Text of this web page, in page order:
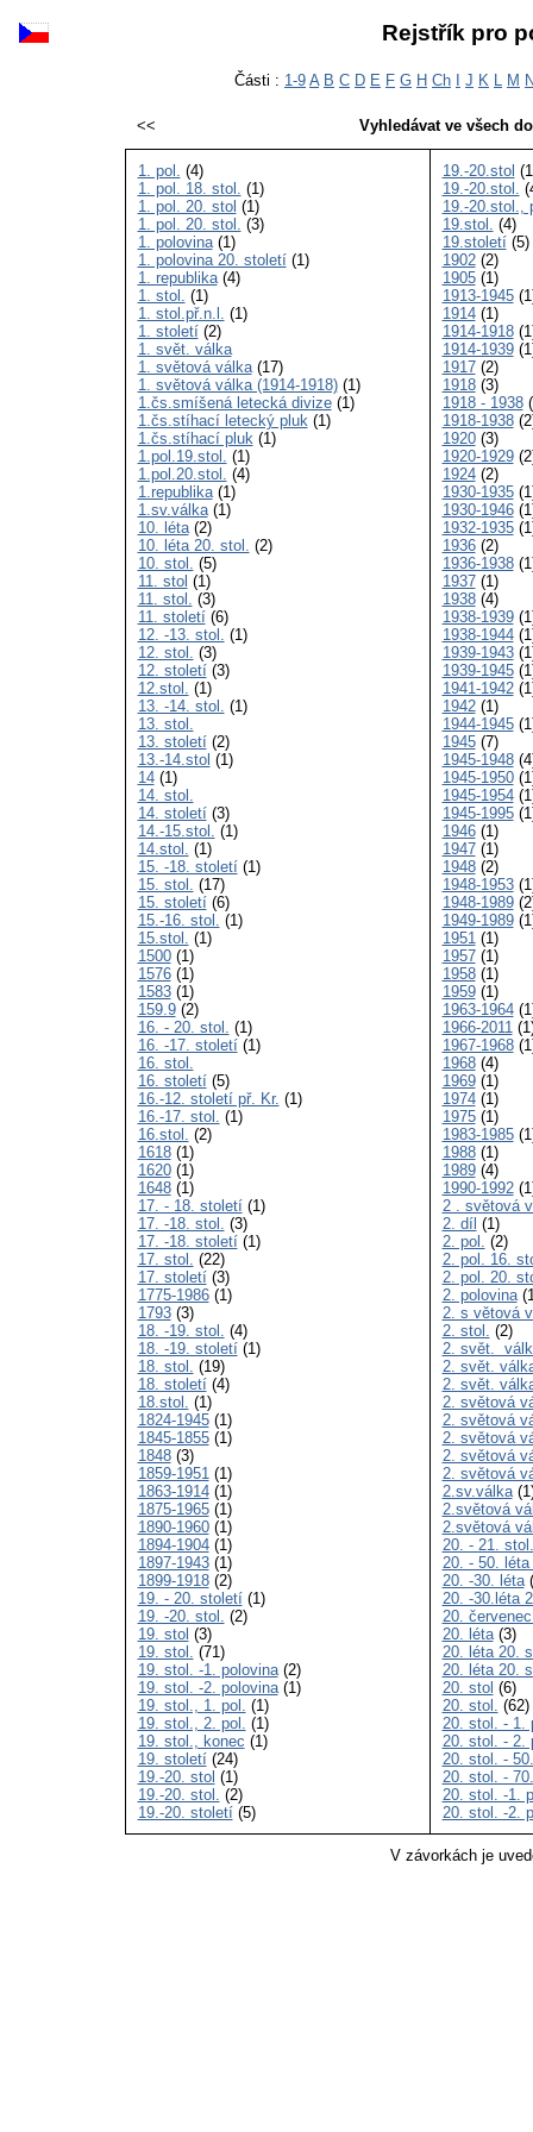
Rejstřík pro
Části : 1-9 A B C D E F G H Ch J K L M
<< Vyhledávat ve všech
1. pol. (4)
1. pol. 18. stol. (1)
1. pol. 20. stol (1)
1. pol. 20. stol. (3)
1. polovina(1)
1. polovina 20. století(1)
1. republika(4)
1. stol. (1)
1. stol.př.n.l. (1)
1. století(2)
1. svět. válka
1. světová válka(17)
1. světová válka (1914-1918)(1)
1.čs.smíšená letecká divize(1)
1.čs.stíhací letecký pluk(1)
1.čs.stíhací pluk(1)
1.pol.19.stol. (1)
1.pol.20.stol. (4)
1.republika(1)
1.sv.válka(1)
10. léta(2)
10. léta 20. stol. (2)
10. stol. (5)
11. stol (1)
11. stol. (3)
11. století(6)
12. -13. stol. (1)
12. stol. (3)
12. století(3)
12.stol. (1)
13. -14. stol. (1)
13. stol.
13. století(2)
13.-14.stol (1)
14(1)
14. stol.
14. století(3)
14.-15.stol. (1)
14.stol. (1)
15. -18. století(1)
15. stol. (17)
15. století(6)
15.-16. stol. (1)
15.stol. (1)
1500(1)
1576(1)
1583(1)
159.9(2)
16. - 20. stol. (1)
16. -17. století(1)
16. stol.
16. století(5)
16.-12. století př. Kr. (1)
16.-17. stol. (1)
16.stol. (2)
1618(1)
1620(1)
1648(1)
17. - 18. století(1)
17. -18. stol. (3)
17. -18. století(1)
17. stol. (22)
17. století(3)
1775-1986(1)
1793(3)
18. -19. stol. (4)
18. -19. století(1)
18. stol. (19)
18. století(4)
18.stol. (1)
1824-1945(1)
1845-1855(1)
1848(3)
1859-1951(1)
1863-1914(1)
1875-1965(1)
1890-1960(1)
1894-1904(1)
1897-1943(1)
1899-1918(2)
19. - 20. století(1)
19. -20. stol. (2)
19. stol (3)
19. stol. (71)
19. stol. -1. polovina(2)
19. stol. -2. polovina(1)
19. stol., 1. pol. (1)
19. stol., 2. pol. (1)
19. stol., konec (1)
19. století(24)
19.-20. stol (1)
19.-20. stol. (2)
19.-20. století(5)
19.-20.stol
19.-20.stol.
19.-20.stol.,
19.stol. (4)
19.století(5)
1902(2)
1905(1)
1913-1945
1914(1)
1914-1918
1914-1939
1917(2)
1918(3)
1918 - 1938
1918-1938
1920(3)
1920-1929
1924(2)
1930-1935
1930-1946
1932-1935
1936(2)
1936-1938
1937(1)
1938(4)
1938-1939
1938-1944
1939-1943
1939-1945
1941-1942
1942(1)
1944-1945
1945(7)
1945-1948
1945-1950
1945-1954
1945-1995
1946(1)
1947(1)
1948(2)
1948-1953
1948-1989
1949-1989
1951(1)
1957(1)
1958(1)
1959(1)
1963-1964
1966-2011
1967-1968
1968(4)
1969(1)
1974(1)
1975(1)
1983-1985
1988(1)
1989(4)
1990-1992
2 . světová
2. díl (1)
2. pol. (2)
2. pol. 16.
2. pol. 20.
2. polovina
2. s větová
2. stol. (2)
2. svět.
2. svět.
2. svět.
2. světová
2. světová
2. světová
2. světová
2. světová
2.sv.válka
2.světová
2.světová
20. - 21. stol.
20. - 50.
20. -30. léta
20. -30.léta
20.
20. léta(3)
20. léta 20.
20. léta 20.
20. stol (6)
20. stol. (62)
20. stol. - 1.
20. stol. - 2.
20. stol. -
20. stol. -
20. stol. -1.
20. stol. -2.
V závorkách je